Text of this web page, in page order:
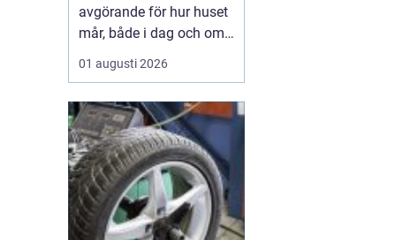
avgörande för hur huset
mår, både i dag och om
tjugo år. I Katrineholm
märks varje årstid
regniga höstar och heta
sommardagar sliter hårt
på...
01 augusti 2026